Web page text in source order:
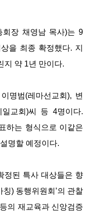
회장 채영남 목사)는 9
을 최종 확정했다. 지
지 약 1년 만이다.
명범(레마선교회), 변
일교회)씨 등 4명이다.
하는 형식으로 이같은
명할 예정이다.
정된 특사 대상들은 향
) 동행위원회’의 관찰
의 재교육과 신앙검증